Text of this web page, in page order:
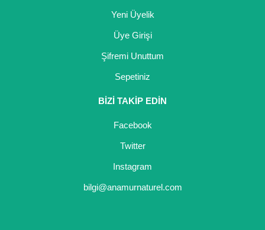
Yeni Üyelik
Üye Girişi
Şifremi Unuttum
Sepetiniz
BİZİ TAKİP EDİN
Facebook
Twitter
Instagram
bilgi@anamurnaturel.com